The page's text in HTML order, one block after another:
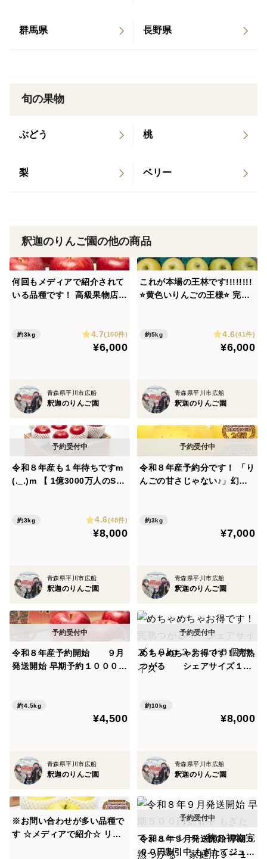
群馬県 長野県
旬の果物
ぶどう 桃
梨 ベリー
釈迦のりんご園の他の商品
何回もメディアで紹介されて
いる品種です！ 高級果物店の
シナノスイート 家庭用３kg
約3kg 4.7(160件)
¥6,000
青森県平川市広船
釈迦のりんご園
これが本場の王林です!!!!!!!!
⭐黄色いりんごの王様⭐ 完
約5kg 4.6(41件)
¥6,000
青森県平川市広船
釈迦のりんご園
令和８年産も１年待ちですm
(._.)m 【 1億3000万人のSH
し❗見映えよし❗特選大玉シナ
ノスイート ３kg７ー９個
約3kg 4.6(48件)
¥8,000
青森県平川市広船
釈迦のりんご園
令和８年産予約分です！ 「り
んごの甘さじゃない♪」幻の
糖度を求めた無袋栽培 ３kg
約3kg
¥7,000
青森県平川市広船
釈迦のりんご園
令和８年産予約開始 ９月
発送開始 早期予約１０００円
ー２０個
約4.5kg
¥4,500
青森県平川市広船
釈迦のりんご園
めちゃめちゃお得です！ 完熟
つがる シェアサイズ１０
約10kg
¥8,000
青森県平川市広船
釈迦のりんご園
※お問い合わせが多い品種で
す ☆メディアで紹介☆ リピ
令和８年９月発送開始 早期５
００円割引中 もぎたてジュー